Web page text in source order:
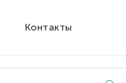
Контакты